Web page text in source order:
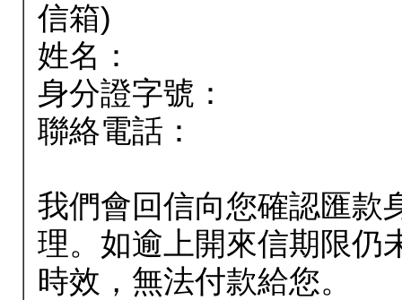
信箱)
姓名：
身分證字號：
聯絡電話：
我們會回信向您確認匯款
理。如逾上開來信期限仍
時效，無法付款給您。